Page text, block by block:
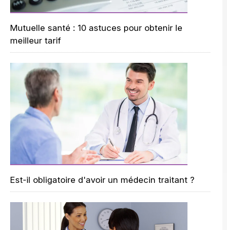
Mutuelle santé : 10 astuces pour obtenir le
meilleur tarif
Est-il obligatoire d'avoir un médecin traitant ?